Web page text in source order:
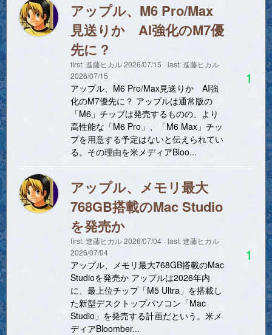
アップル、M6 Pro/Max
見送りか AI強化のM7優
先に？
first:進藤ヒカル2026/07/15 last:進藤ヒカル
2026/07/15
アップル、M6 Pro/Max見送りか AI強
化のM7優先に？ アップルは通常版の
「M6」チップは発売するものの、より
高性能な「M6 Pro」、「M6 Max」チッ
プを用意する予定はないと伝えられてい
る。その理由を米メディアBloo...
1
アップル、メモリ最大
768GB搭載のMac Studio
を発売か
first:進藤ヒカル2026/07/04 last:進藤ヒカル
2026/07/04
アップル、メモリ最大768GB搭載のMac
Studioを発売か アップルは2026年内
に、最上位チップ「M5 Ultra」を搭載し
た新型デスクトップパソコン「Mac
Studio」を発売する計画だという。米メ
ディアBloomber...
1